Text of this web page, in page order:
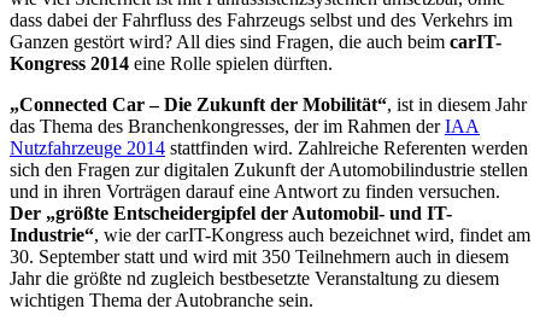
dass dabei der Fahrfluss des Fahrzeugs selbst und des Verkehrs im
Ganzen gestört wird? All dies sind Fragen, die auch beim carIT-
Kongress 2014 eine Rolle spielen dürften.
„Connected Car – Die Zukunft der Mobilität“, ist in diesem Jahr
das Thema des Branchenkongresses, der im Rahmen derIAA
Nutzfahrzeuge 2014 stattfinden wird. Zahlreiche Referenten werden
sich den Fragen zur digitalen Zukunft der Automobilindustrie stellen
und in ihren Vorträgen darauf eine Antwort zu finden versuchen.
Der „größte Entscheidergipfel der Automobil- und IT-
Industrie“, wie der carIT-Kongress auch bezeichnet wird, findet am
30. September statt und wird mit 350 Teilnehmern auch in diesem
Jahr die größte nd zugleich bestbesetzte Veranstaltung zu diesem
wichtigen Thema der Autobranche sein.